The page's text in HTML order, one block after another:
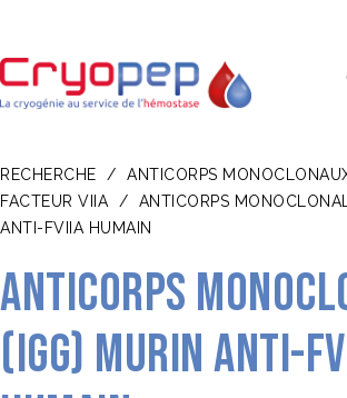
RECHERCHE / ANTICORPS
FACTEUR VIIA
/
ANTICORPS
ANTI-FVIIA HUMAIN
Anticorps
(IgG) murin anti-